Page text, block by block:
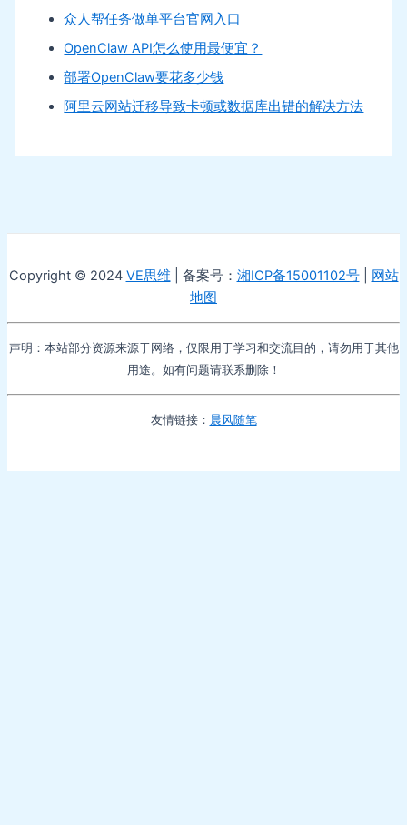
众人帮任务做单平台官网入口
OpenClaw API怎么使用最便宜？
部署OpenClaw要花多少钱
阿里云网站迁移导致卡顿或数据库出错的解决方法
Copyright © 2024 VE思维 | 备案号： 湘ICP备15001102号| 网站
地图
声明：本站部分资源来源于网络，仅限用于学习和交流目的，请勿用于其他
用途。如有问题请联系删除！
友情链接： 晨风随笔